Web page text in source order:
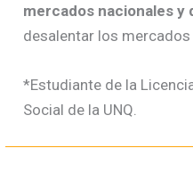
mercados nacionales y
desalentar los mercados
*Estudiante de la
Social de la UNQ.